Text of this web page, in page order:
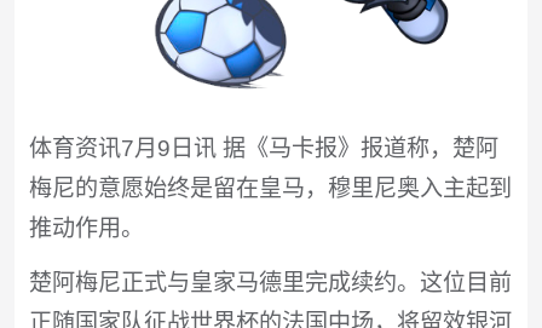
体育资讯7月9日讯 据《马卡报》报道称，楚阿
梅尼的意愿始终是留在皇马，穆里尼奥入主起到
推动作用。
楚阿梅尼正式与皇家马德里完成续约。这位目前
正随国家队征战世界杯的法国中场，将留效银河